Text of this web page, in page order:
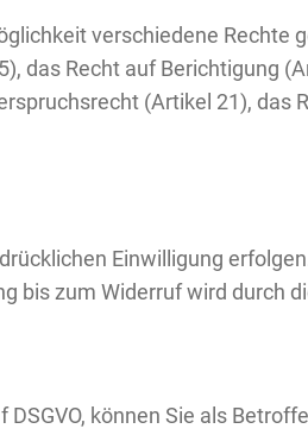
verschiedene Rechte
das Recht auf Berichtigung
(Artikel 21),
Einwilligung
bis zum Widerruf wird durch
können Sie als